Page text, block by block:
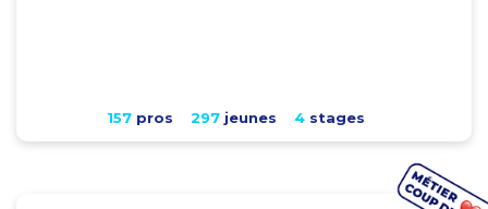
157pros 297jeunes 4stages